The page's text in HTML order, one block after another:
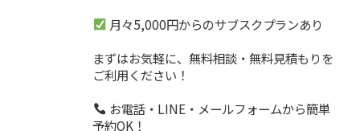
月々5,000円からのサブスクプランあり
まずはお気軽に、無料相談・無料見積もりを
ご利用ください！
お電話・LINE・メールフォームから簡単
予約OK！